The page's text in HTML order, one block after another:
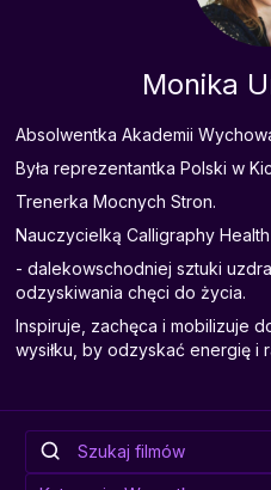
Monika
Absolwentka Akademii
Była reprezentantka Polski w
Trenerka Mocnych Stron.
Nauczycielką Calligraphy
- dalekowschodniej sztuki
odzyskiwania chęci do życia.
Inspiruje, zachęca i mobilizuje
wysiłku, by odzyskać energię i